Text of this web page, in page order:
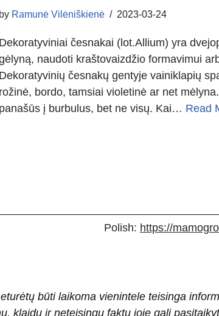
by Ramunė Vilėniškienė 2023-03-24
Dekoratyviniai česnakai (lot.Allium) yra
naudoti kraštovaizdžio formavimui
Dekoratyvinių česnakų gentyje vainiklapių
rožinė, bordo, tamsiai violetinė ar net
panašūs į burbulus, bet ne visų. Kai… Read
Polish: https://
būti laikoma vienintele teisinga
klaidų ir neteisingų faktų joje gali